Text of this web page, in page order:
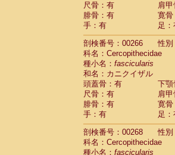
尺骨：有
肩
腓骨：有
寛骨
手：有
足：
剖検番号：00266
性別
科名：Cercopithecidae
種小名： fascicularis
和名：カニクイザル
頭蓋骨：有
下顎
尺骨：有
肩
腓骨：有
寛骨
手：有
足：
剖検番号：00268
性別
科名：Cercopithecidae
種小名： fascicularis